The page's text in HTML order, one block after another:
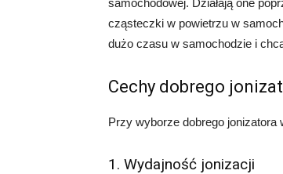
samochodowej. Działają one
cząsteczki w powietrzu w
dużo czasu w samochodzie i
Cechy dobrego
Przy wyborze dobrego
1. Wydajność jonizacji